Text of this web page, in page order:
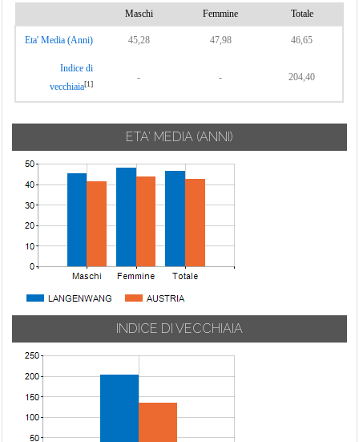
Maschi Femmine Totale
Eta' Media (Anni) 45,28 47,98 46,65
Indice di
vecchiaia[1]
- - 204,40
ETA' MEDIA (ANNI)
INDICE DI VECCHIAIA